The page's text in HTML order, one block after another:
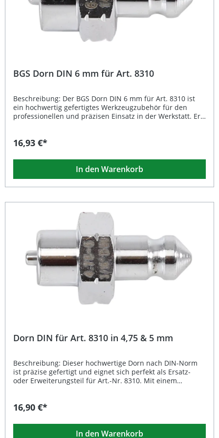
BGS Dorn DIN 6 mm für Art. 8310
Beschreibung: Der BGS Dorn DIN 6 mm für Art. 8310 ist
ein hochwertig gefertigtes Werkzeugzubehör für den
professionellen und präzisen Einsatz in der Werkstatt. Er
präzise Fertigung nach DIN-Norm. Dank seines geringen
handhaben und ermöglicht exakte Arbeiten bei höchster
für Art. 8310 Langlebige und robuste Materialqualität
Leichtes Gewicht (20 g) für komfortables Arbeiten
Werkstattausrüstung Lieferumfang: 1x Dorn DIN 6 mm für
16,93 €*
In den Warenkorb
Dorn DIN für Art. 8310 in 4,75 & 5 mm
Beschreibung: Dieser hochwertige Dorn nach DIN-Norm
ist präzise gefertigt und eignet sich perfekt als Ersatz-
oder Erweiterungsteil für Art.-Nr. 8310. Mit einem
seines geringen Gewichts von nur 20 g lässt sich das
Material sorgt der Dorn für Langlebigkeit und
gleichbleibend hohe Präzision bei professionellem
16,90 €*
In den Warenkorb